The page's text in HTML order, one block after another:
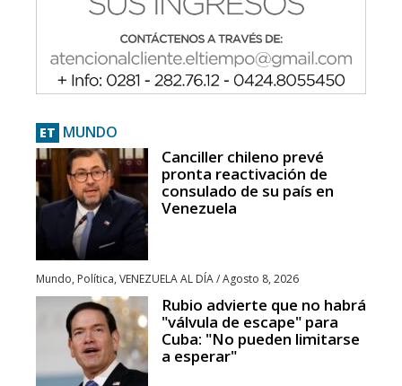
ET MUNDO
Canciller chileno prevé
pronta reactivación de
consulado de su país en
Venezuela
Mundo, Política, VENEZUELA AL DÍA/Agosto 8, 2026
Rubio advierte que no habrá
"válvula de escape" para
Cuba: "No pueden limitarse
a esperar"